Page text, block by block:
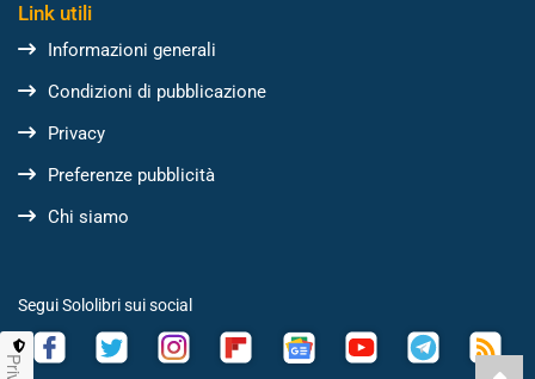
Link utili
Informazioni generali
Condizioni di pubblicazione
Privacy
Preferenze pubblicità
Chi siamo
Segui Sololibri sui social